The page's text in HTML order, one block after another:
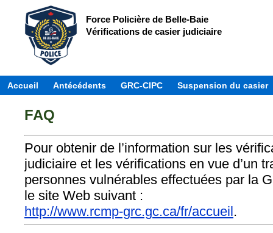
Force Policière de Belle-Baie
Vérifications de casier judiciaire
Accueil Antécédents GRC-CIPC Suspension du casier
FAQ
Pour obtenir de l’information sur les
judiciaire et les vérifications en vue d’un
personnes vulnérables effectuées par la
le site Web suivant :
http://www.rcmp-grc.gc.ca/fr/accueil.